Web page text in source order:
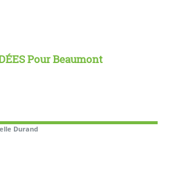
Pour Beaumont
Durand